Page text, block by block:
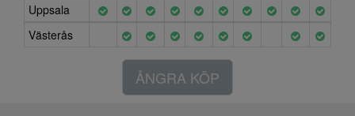
Uppsala
Västerås
ÅNGRA KÖP